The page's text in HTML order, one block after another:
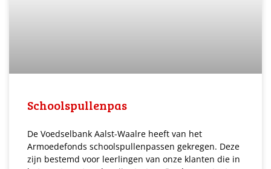
Schoolspullenpas
De Voedselbank Aalst-Waalre heeft van het
Armoedefonds schoolspullenpassen gekregen. Deze
zijn bestemd voor leerlingen van onze klanten die in